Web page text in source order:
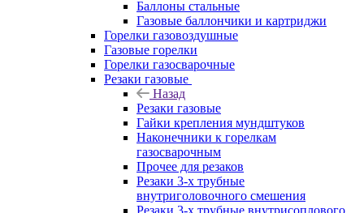
Баллоны стальные
Газовые баллончики и картриджи
Горелки газовоздушные
Газовые горелки
Горелки газосварочные
Резаки газовые
Назад
Резаки газовые
Гайки крепления мундштуков
Наконечники к горелкам
газосварочным
Прочее для резаков
Резаки 3-х трубные
внутриголовочного смешения
Резаки 3-х трубные внутрисоплового